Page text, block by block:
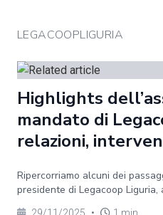
LEGACOOPLIGURIA
Highlights
mandato di
relazioni,
Ripercorriamo alcuni dei
presidente di Legacoop Liguria,